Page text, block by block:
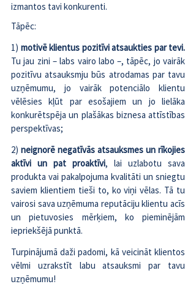
izmantos tavi konkurenti.
Tāpēc:
1) motivē klientus pozitīvi atsaukties par tevi.
Tu jau zini – labs vairo labo –, tāpēc, jo vairāk
pozitīvu atsauksmju būs atrodamas par tavu
uzņēmumu, jo vairāk potenciālo klientu
vēlēsies kļūt par esošajiem un jo lielāka
konkurētspēja un plašākas biznesa attīstības
perspektīvas;
2) neignorē negatīvās atsauksmes un rīkojies
aktīvi un pat proaktīvi, lai uzlabotu sava
produkta vai pakalpojuma kvalitāti un sniegtu
saviem klientiem tieši to, ko viņi vēlas. Tā tu
vairosi sava uzņēmuma reputāciju klientu acīs
un pietuvosies mērķiem, ko pieminējām
iepriekšējā punktā.
Turpinājumā daži padomi, kā veicināt klientos
vēlmi uzrakstīt labu atsauksmi par tavu
uzņēmumu!